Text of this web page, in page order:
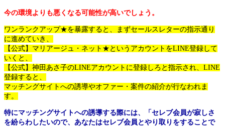
今の環境よりも悪くなる可能性が高いでしょう。
ワンランクアップ★を暴露すると、まずセールスレターの指示通り
に進めていき、
【公式】マリアージュ・ネット★というアカウントをLINE登録して
いくと、
【公式】神田あさ子のLINEアカウントに登録しろと指示され、LINE
登録すると、
マッチングサイトへの誘導やオファー・案件の紹介が行なわれま
す。
特にマッチングサイトへの誘導する際には、「セレブ会員が寂しさ
を紛らわしたいので、あなたはセレブ会員とやり取りをすることで